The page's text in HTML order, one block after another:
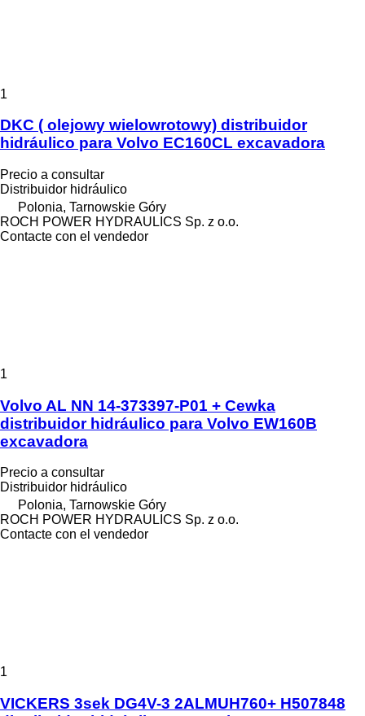
1
DKC ( olejowy wielowrotowy) distribuidor
hidráulico para Volvo EC160CL excavadora
Precio a consultar
Distribuidor hidráulico
Polonia, Tarnowskie Góry
ROCH POWER HYDRAULICS Sp. z o.o.
Contacte con el vendedor
1
Volvo AL NN 14-373397-P01 + Cewka
distribuidor hidráulico para Volvo EW160B
excavadora
Precio a consultar
Distribuidor hidráulico
Polonia, Tarnowskie Góry
ROCH POWER HYDRAULICS Sp. z o.o.
Contacte con el vendedor
1
VICKERS 3sek DG4V-3 2ALMUH760+ H507848